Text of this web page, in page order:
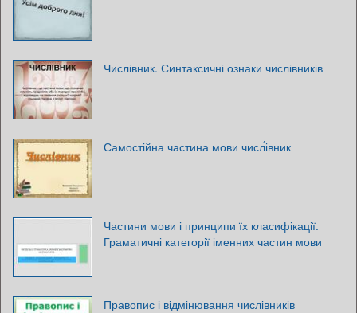
Числівник. Синтаксичні ознаки числівників
Самостійна частина мови числ́івник
Частини мови і принципи їх класифікації.
Граматичні категорії іменних частин мови
Правопис і відмінювання числівників